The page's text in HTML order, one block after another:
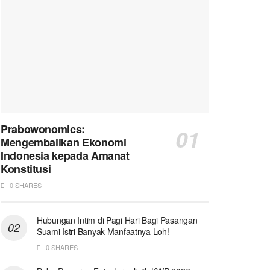
Prabowonomics:
Mengembalikan Ekonomi
Indonesia kepada Amanat
Konstitusi
0 SHARES
Hubungan Intim di Pagi Hari Bagi Pasangan
Suami Istri Banyak Manfaatnya Loh!
0 SHARES